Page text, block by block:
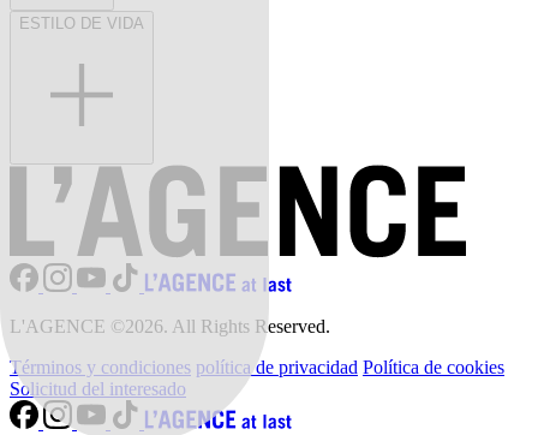
ESTILO DE VIDA
L'AGENCE ©2026. All Rights Reserved.
Términos y condiciones política de privacidad Política de cookies
Solicitud del interesado